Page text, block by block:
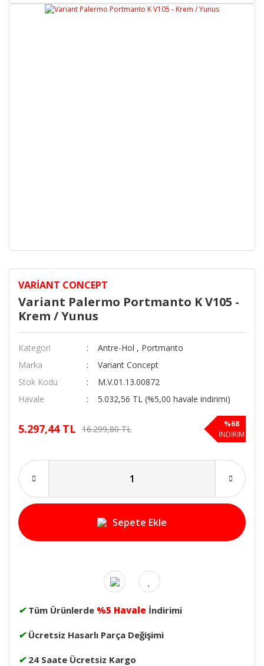
VARIANT CONCEPT
Variant Palermo Portmanto K V105 -
Krem / Yunus
Kategori Antre-Hol , Portmanto
Marka
Variant Concept
Stok Kodu
M.V.01.13.00872
Havale
5.032,56 TL (%5,00 havale indirimi)
5.297,44 TL 16.299,80 TL
%68
İNDİRİM
Sepete Ekle
✔ Tüm Ürünlerde %5 Havale İndirimi
✔ Ücretsiz Hasarlı Parça Değişimi
✔ 24 Saate Ücretsiz Kargo